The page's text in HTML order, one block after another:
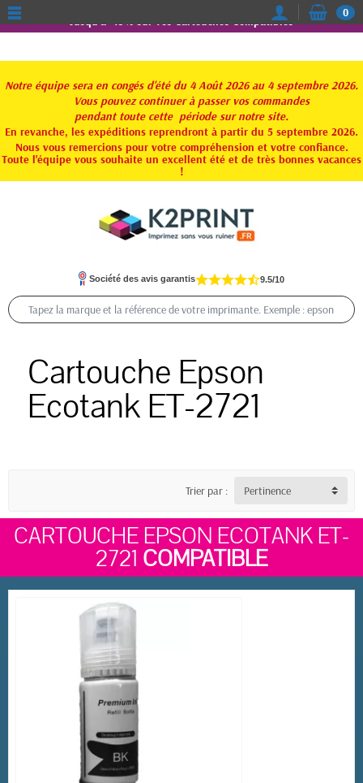
Jusqu'à -15% sur vos Cartouches Compatibles
Notre équipe sera en congés d'été du 4 Août 2026 au 4 septembre 2026.
Vous pouvez continuer à passer vos commandes
pendant toute cette période sur notre site.
En revanche, les expéditions reprendront à partir du 5 septembre 2026.
Nous vous remercions pour votre compréhension et votre confiance.
Toute l'équipe vous souhaite un excellent été et de très bonnes vacances
!
0
Société des avis garantis 9.5/10
Cartouche Epson
Ecotank ET-2721
Trier par : Pertinence
CARTOUCHE EPSON ECOTANK ET-
2721 COMPATIBLE